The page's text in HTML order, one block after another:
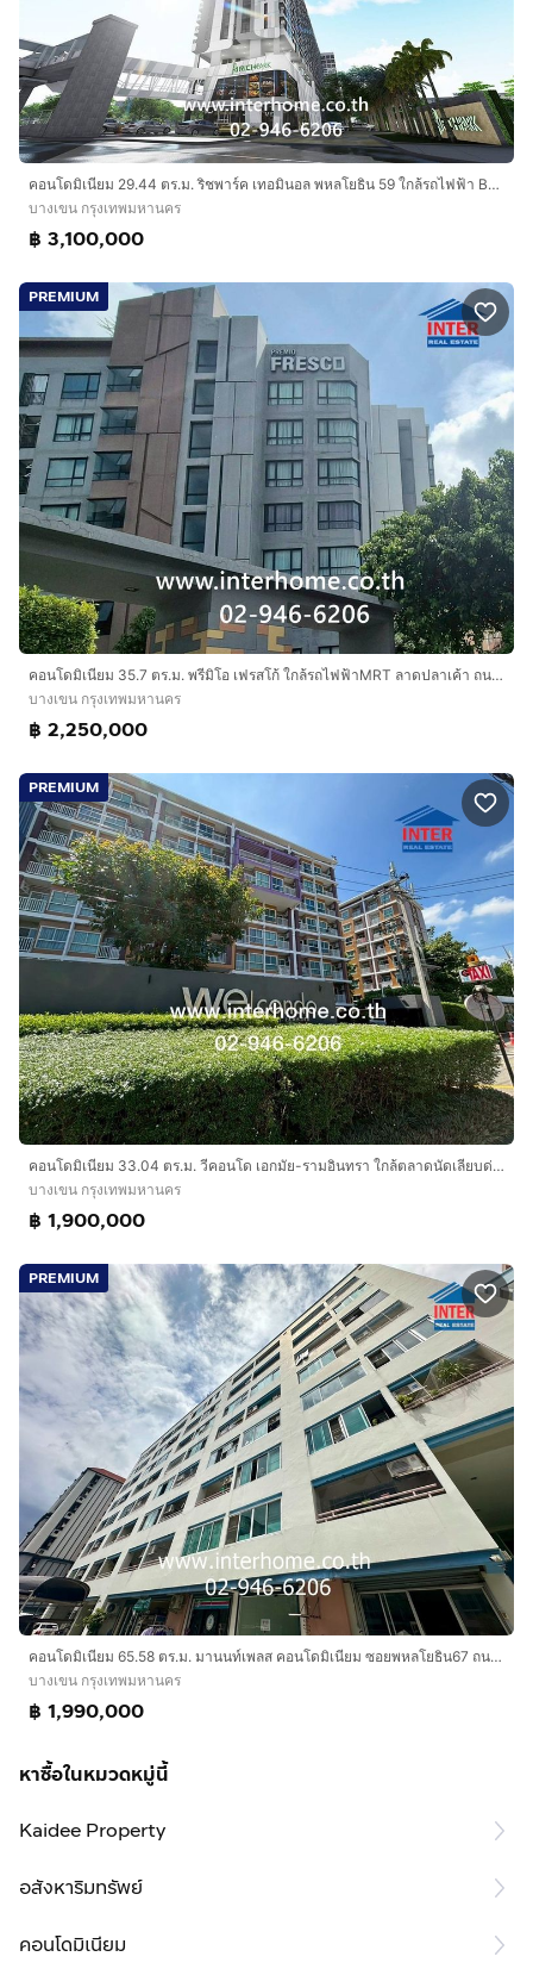
คอนโดมิเนียม 29.44 ตร.ม. ริชพาร์ค เทอมินอล พหลโยธิน 59 ใกล้รถไฟฟ้า BTS สายหยุด ถนนพหลโยธิน เขตบางเขน กรุงเทพมหานคร
บางเขน กรุงเทพมหานคร
฿ 3,100,000
PREMIUM
คอนโดมิเนียม 35.7 ตร.ม. พรีมิโอ เฟรสโก้ ใกล้รถไฟฟ้าMRT ลาดปลาเค้า ถนนรามอินทรา เขตบางเขน กรุงเทพมหานคร
บางเขน กรุงเทพมหานคร
฿ 2,250,000
PREMIUM
คอนโดมิเนียม 33.04 ตร.ม. วีคอนโด เอกมัย-รามอินทรา ใกล้ตลาดนัดเลียบด่วน ถนนประดิซฐ์มนูธรรม ถนนรามอินทรา เขตบางเขน กรุงเทพมหานคร
บางเขน กรุงเทพมหานคร
฿ 1,900,000
PREMIUM
คอนโดมิเนียม 65.58 ตร.ม. มานนท์เพลส คอนโดมิเนียม ซอยพหลโยธิน67 ถนนพหลโยธิน ถนนเทพรักษ์ เขตบางเขน กรุงเทพมหานคร
บางเขน กรุงเทพมหานคร
฿ 1,990,000
หาซื้อในหมวดหมู่นี้
Kaidee Property
อสังหาริมทรัพย์
คอนโดมิเนียม